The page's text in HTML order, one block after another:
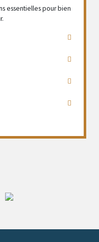
essentielles pour bien